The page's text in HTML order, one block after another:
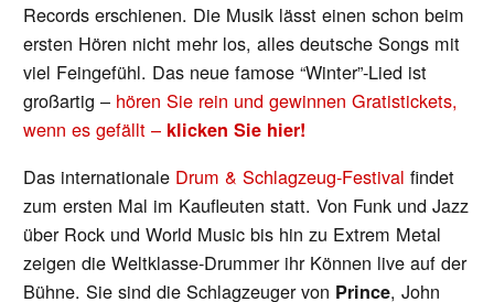
Records erschienen. Die Musik lässt einen schon beim
ersten Hören nicht mehr los, alles deutsche Songs mit
viel Feingefühl. Das neue famose “Winter”-Lied ist
großartig – hören Sie rein und gewinnen Gratistickets,
wenn es gefällt – klicken Sie hier!
Das internationale Drum & Schlagzeug-Festival findet
zum ersten Mal im Kaufleuten statt. Von Funk und Jazz
über Rock und World Music bis hin zu Extrem Metal
zeigen die Weltklasse-Drummer ihr Können live auf der
Bühne. Sie sind die Schlagzeuger von Prince, John